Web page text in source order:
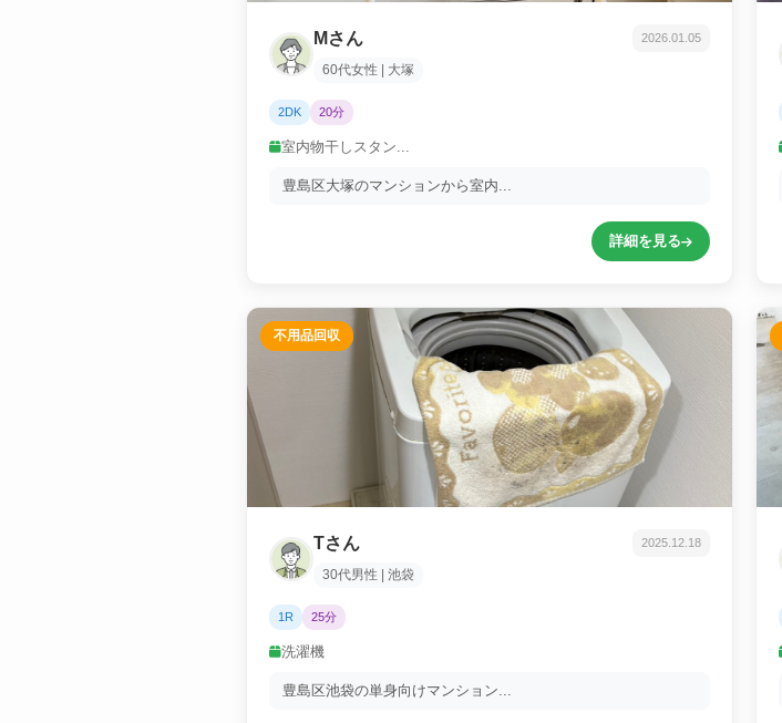
Mさん
60代女性 | 大塚
2026.01.05
2DK 20分
室内物干しスタン...
豊島区大塚のマンションから室内...
詳細を見る
不用品回収
Tさん
30代男性 | 池袋
2025.12.18
1R 25分
洗濯機
豊島区池袋の単身向けマンション...